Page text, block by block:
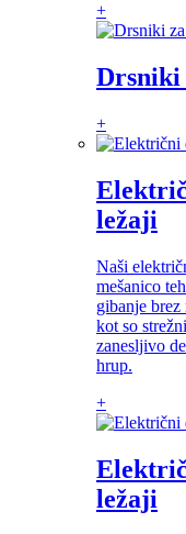
+
Drsniki
+
ležaji
Naši
mešanico
gibanje
kot so
zanesljivo
hrup.
+
ležaji